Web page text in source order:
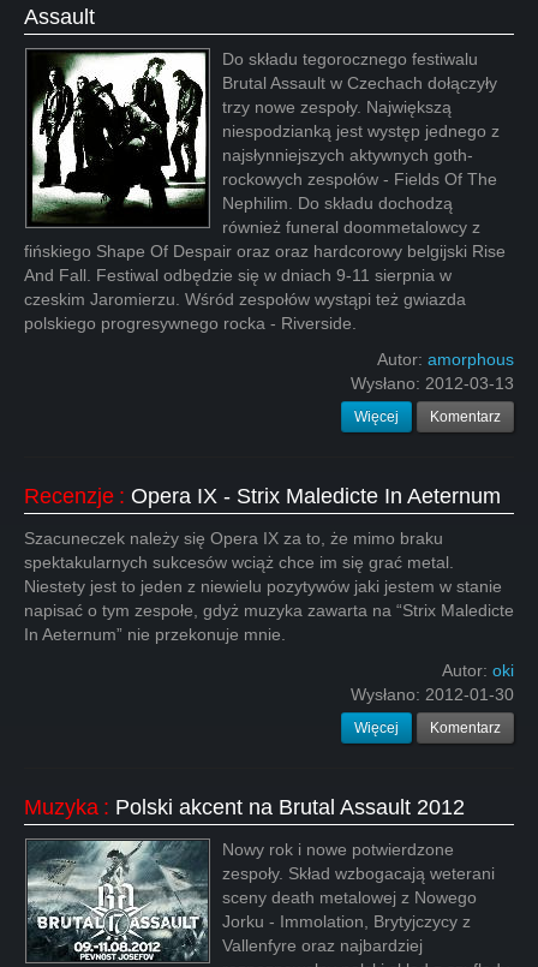
Assault
Do składu tegorocznego festiwalu
Brutal Assault w Czechach dołączyły
trzy nowe zespoły. Największą
niespodzianką jest występ jednego z
najsłynniejszych aktywnych goth-
rockowych zespołów - Fields Of The
Nephilim. Do składu dochodzą
również funeral doommetalowcy z
fińskiego Shape Of Despair oraz oraz hardcorowy belgijski Rise
And Fall. Festiwal odbędzie się w dniach 9-11 sierpnia w
czeskim Jaromierzu. Wśród zespołów wystąpi też gwiazda
polskiego progresywnego rocka - Riverside.
Autor: amorphous
Wysłano: 2012-03-13
Więcej Komentarz
Recenzje : Opera IX - Strix Maledicte In Aeternum
Szacuneczek należy się Opera IX za to, że mimo braku
spektakularnych sukcesów wciąż chce im się grać metal.
Niestety jest to jeden z niewielu pozytywów jaki jestem w stanie
napisać o tym zespołe, gdyż muzyka zawarta na “Strix Maledicte
In Aeternum” nie przekonuje mnie.
Autor: oki
Wysłano: 2012-01-30
Więcej Komentarz
Muzyka : Polski akcent na Brutal Assault 2012
Nowy rok i nowe potwierdzone
zespoły. Skład wzbogacają weterani
sceny death metalowej z Nowego
Jorku - Immolation, Brytyjczycy z
Vallenfyre oraz najbardziej